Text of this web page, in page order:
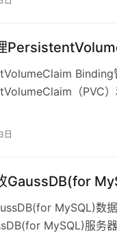
Binding
（PVC
用存储类（Storage
日
GaussDB(for
MySQL)数
MySQL)服务